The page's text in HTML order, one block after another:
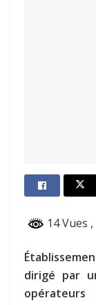
14 Vues
dirigé par